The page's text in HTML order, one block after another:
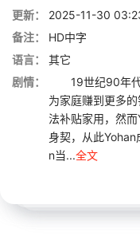
更新：
2025-11-30
备注：
HD中字
语言：
其它
剧情：
19世纪90年代
为家庭赚到更多
法补贴家用，然
身契，从此
n当...全文